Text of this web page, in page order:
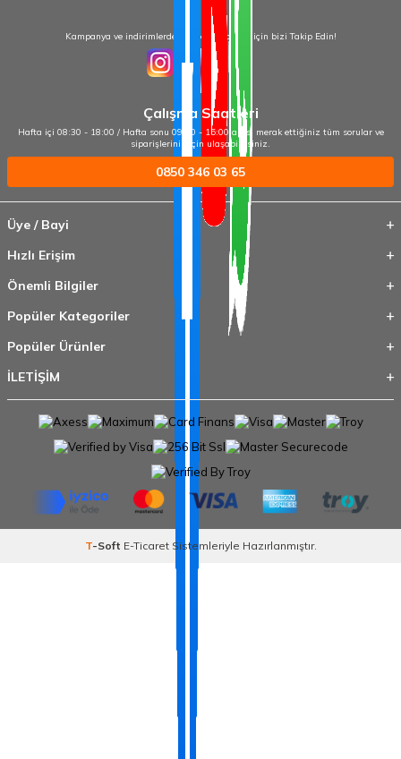
Kampanya ve indirimlerden haberdar olmak için bizi Takip Edin!
Çalışma Saatleri
Hafta içi 08:30 - 18:00 / Hafta sonu 09:00 - 15:00 arası merak ettiğiniz tüm sorular ve
siparişleriniz için ulaşabilirsiniz.
0850 346 03 65
Üye / Bayi
Hızlı Erişim
Önemli Bilgiler
Popüler Kategoriler
Popüler Ürünler
İLETİŞİM
T-Soft E-TicaretSistemleriyle Hazırlanmıştır.